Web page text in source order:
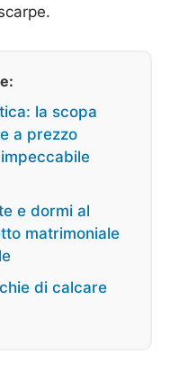
la scopa
a prezzo
e dormi al
matrimoniale
di calcare